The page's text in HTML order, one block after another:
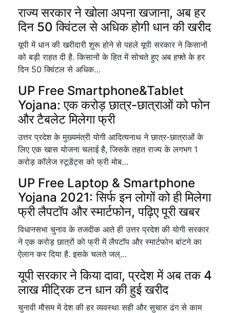
राज्य सरकार ने खोला अपना खजाना, अब हर
दिन 50 क्विंटल से अधिक होगी धान की खरीद
यूपी में धान की खरीदारी शुरू होने से पहले यूपी सरकार ने किसानों
को बड़ी राहत दी है. किसानों के हित में सोचते हुए अब हफ्ते के हर
दिन 50 क्विंटल से अधिक…
UP Free Smartphone&Tablet
Yojana: एक करोड़ छात्र-छात्राओं को फोन
और टैबलेट मिलेगा फ्री
उत्तर प्रदेश के मुख्यमंत्री योगी आदित्यनाथ ने छात्र-छात्राओं के
लिए एक खास योजना चलाई है, जिसके तहत राज्य के लगभग 1
करोड़ कॉलेज स्टूडेंट्स को फ्री मोब…
UP Free Laptop & Smartphone
Yojana 2021: सिर्फ इन लोगों को ही मिलेगा
फ्री लैपटॉप और स्मार्टफोन, पढ़िए पूरी खबर
विधानसभा चुनाव के तजदीक आते ही उत्तर प्रदेश की योगी सरकार
ने एक करोड़ छात्रों को फ्री में लैपटॉप और स्मार्टफोन बांटने का
ऐलान कर दिया है. इसके चलते जल्…
यूपी सरकार ने किया दावा, प्रदेश में अब तक 4
लाख मीट्रिक टन धान की हुई खरीद
चुनावी मौसम में देश की हर व्यवस्था सही और सुचारु ढंग से काम